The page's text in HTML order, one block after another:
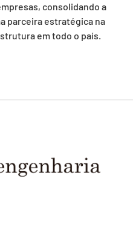
consolidando a
parceira estratégica na
em todo o país.